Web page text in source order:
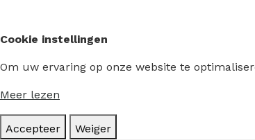
Cookie instellingen
Om uw ervaring op onze website te
Meer lezen
Accepteer Weiger